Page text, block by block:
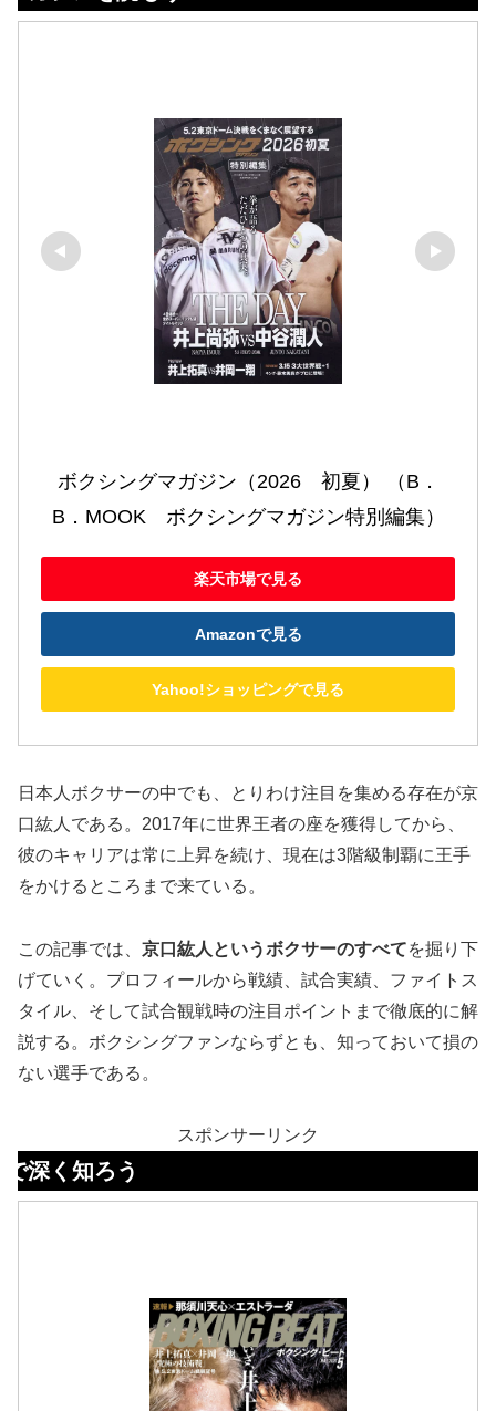
ボクシングマガジン（2026　初夏） （B．
B．MOOK　ボクシングマガジン特別編集）
楽天市場で見る
Amazonで見る
Yahoo!ショッピングで見る
日本人ボクサーの中でも、とりわけ注目を集める存在が京
口紘人である。2017年に世界王者の座を獲得してから、
彼のキャリアは常に上昇を続け、現在は3階級制覇に王手
をかけるところまで来ている。
この記事では、 京口紘人というボクサーのすべてを掘り下
げていく。プロフィールから戦績、試合実績、ファイトス
タイル、そして試合観戦時の注目ポイントまで徹底的に解
説する。ボクシングファンならずとも、知っておいて損の
ない選手である。
スポンサーリンク
う